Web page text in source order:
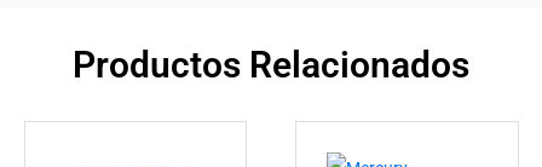
Productos Relacionados